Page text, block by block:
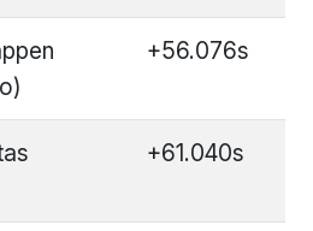
+56.076s
+61.040s